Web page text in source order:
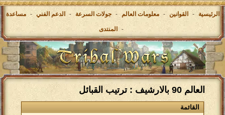
الرئيسية - القوانين - معلومات العالم - جولات السرعة - الدعم الفني - مساعدة
- المنتدى
العالم 90 بالارشيف : ترتيب القبائل
القائمة